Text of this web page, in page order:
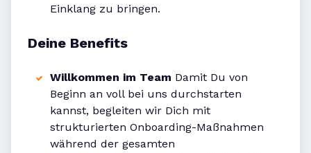
Einklang zu bringen.
Deine Benefits
Willkommen im Team Damit Du von
Beginn an voll bei uns durchstarten
kannst, begleiten wir Dich mit
strukturierten Onboarding-Maßnahmen
während der gesamten